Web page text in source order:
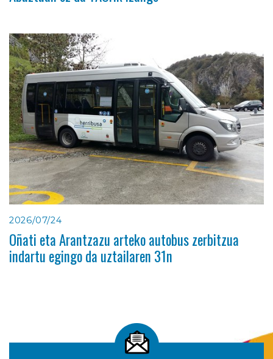
2026/07/24
Oñati eta Arantzazu arteko autobus zerbitzua
indartu egingo da uztailaren 31n